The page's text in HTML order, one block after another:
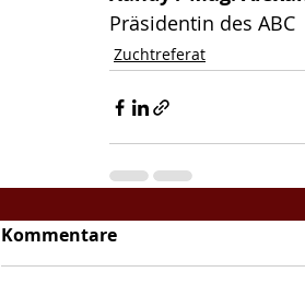
Präsidentin des ABC
Zuchtreferat
Kommentare